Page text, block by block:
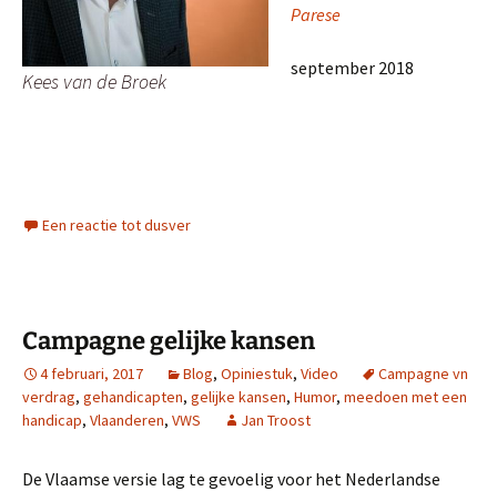
Kees van de Broek
Parese
september 2018
Een reactie tot dusver
Campagne gelijke kansen
4 februari, 2017 Blog, Opiniestuk, Video
Campagne vn
verdrag, gehandicapten, gelijke kansen, Humor, meedoen met een
handicap, Vlaanderen, VWS Jan Troost
De Vlaamse versie lag te gevoelig voor het Nederlandse